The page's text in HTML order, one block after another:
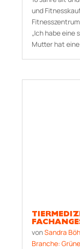
und
„Ich habe eine
Mutter hat
vonSandra
Branche: